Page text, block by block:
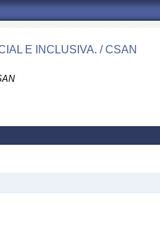
E INCLUSIVA. / CSAN